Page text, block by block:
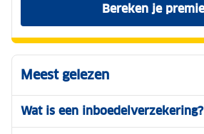
Bereken je premie
van de
Meest gelezen
Wat is een inboedelverzekering?